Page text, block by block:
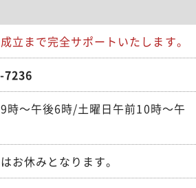
立まで完全サポートいたします。
7236
時～午後6時/土曜日午前10時～午
お休みとなります。